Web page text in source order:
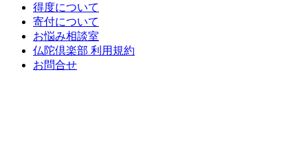
得度について
寄付について
お悩み相談室
仏陀倶楽部 利用規約
お問合せ